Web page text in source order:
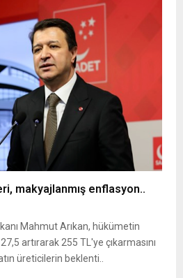
makyajlanmış enflasyon..
Mahmut Arıkan, hükümetin
artırarak 255 TL'ye çıkarmasını
üreticilerin beklenti..